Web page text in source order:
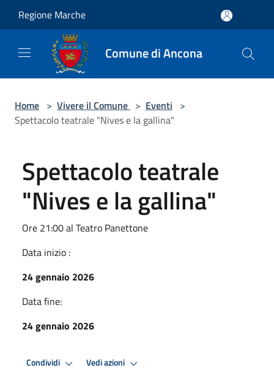
Regione Marche
Comune di Ancona
Home > Vivere il Comune > Eventi >
Spettacolo teatrale "Nives e la gallina"
Spettacolo teatrale
"Nives e la gallina"
Ore 21:00 al Teatro Panettone
Data inizio :
24 gennaio 2026
Data fine:
24 gennaio 2026
Condividi Vedi azioni